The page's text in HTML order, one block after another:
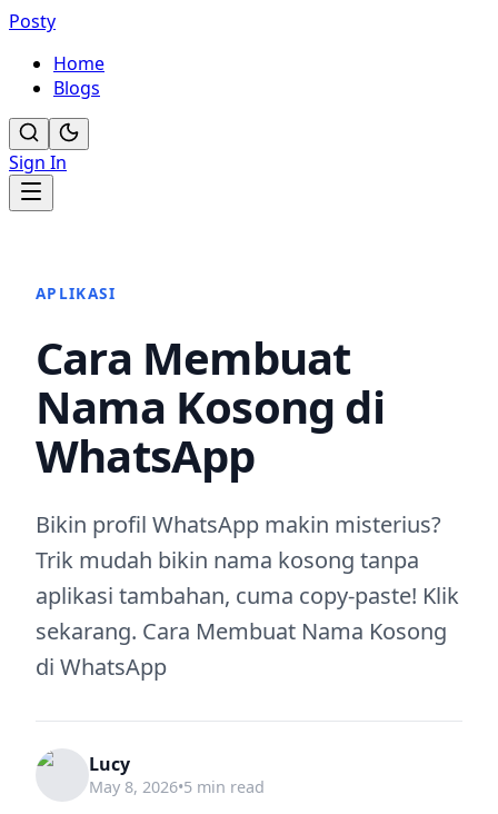
Posty
Home
Blogs
Sign In
APLIKASI
Cara Membuat
Nama Kosong di
WhatsApp
Bikin profil WhatsApp makin misterius?
Trik mudah bikin nama kosong tanpa
aplikasi tambahan, cuma copy-paste! Klik
sekarang. Cara Membuat Nama Kosong
di WhatsApp
Lucy
May 8, 2026•5 min read